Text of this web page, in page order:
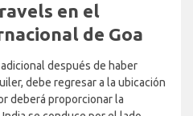
en el
de Goa
después de haber
debe regresar a la ubicación
deberá proporcionar la